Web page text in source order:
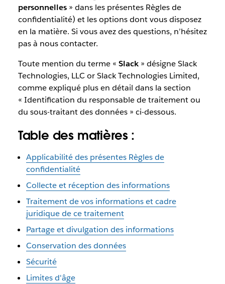
personnelles» dans les présentes Règles de
confidentialité) et les options dont vous disposez
en la matière. Si vous avez des questions, n’hésitez
pas à nous contacter.
Toute mention du terme « Slack» désigne Slack
Technologies, LLC or Slack Technologies Limited,
comme expliqué plus en détail dans la section
« Identification du responsable de traitement ou
du sous-traitant des données » ci-dessous.
Table des matières :
Applicabilité des présentes Règles de
confidentialité
Collecte et réception des informations
Traitement de vos informations et cadre
juridique de ce traitement
Partage et divulgation des informations
Conservation des données
Sécurité
Limites d'âge